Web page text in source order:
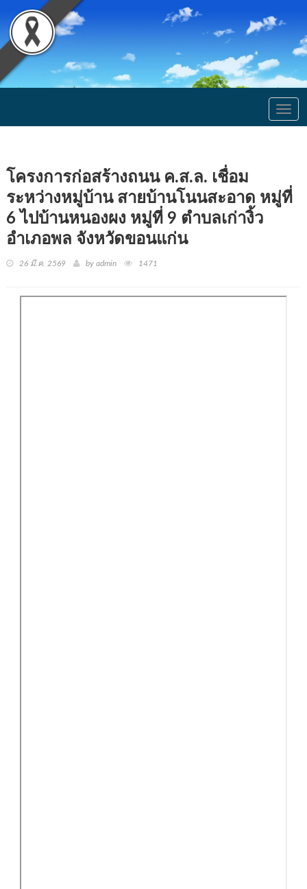
โครงการก่อสร้างถนน ค.ส.ล. เชื่อม
ระหว่างหมู่บ้าน สายบ้านโนนสะอาด หมู่ที่
6 ไปบ้านหนองผง หมู่ที่ 9 ตำบลเก่างิ้ว
อำเภอพล จังหวัดขอนแก่น
26 มี.ค. 2569 by admin 1471